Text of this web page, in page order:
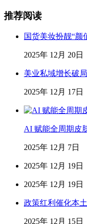
推荐阅读
国货美妆扮靓“颜
2025年 12月 20日
美业私域增长破
2025年 12月 17日
AI 赋能全周期皮
2025年 12月 7日
2025年 12月 19日
2025年 12月 19日
政策红利催化本
2025年 12月 15日